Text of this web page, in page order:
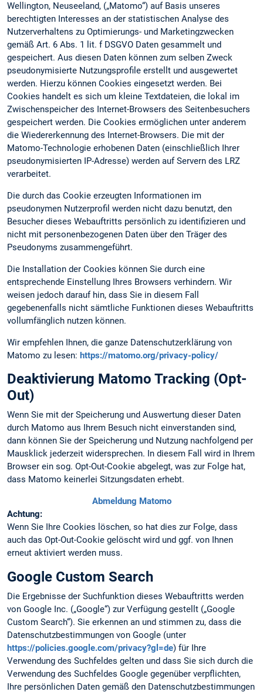
Wellington, Neuseeland, („Matomo“) auf Basis unseres
berechtigten Interesses an der statistischen Analyse des
Nutzerverhaltens zu Optimierungs- und Marketingzwecken
gemäß Art. 6 Abs. 1 lit. f DSGVO Daten gesammelt und
gespeichert. Aus diesen Daten können zum selben Zweck
pseudonymisierte Nutzungsprofile erstellt und ausgewertet
werden. Hierzu können Cookies eingesetzt werden. Bei
Cookies handelt es sich um kleine Textdateien, die lokal im
Zwischenspeicher des Internet-Browsers des Seitenbesuchers
gespeichert werden. Die Cookies ermöglichen unter anderem
die Wiedererkennung des Internet-Browsers. Die mit der
Matomo-Technologie erhobenen Daten (einschließlich Ihrer
pseudonymisierten IP-Adresse) werden auf Servern des LRZ
verarbeitet.
Die durch das Cookie erzeugten Informationen im
pseudonymen Nutzerprofil werden nicht dazu benutzt, den
Besucher dieses Webauftritts persönlich zu identifizieren und
nicht mit personenbezogenen Daten über den Träger des
Pseudonyms zusammengeführt.
Die Installation der Cookies können Sie durch eine
entsprechende Einstellung Ihres Browsers verhindern. Wir
weisen jedoch darauf hin, dass Sie in diesem Fall
gegebenenfalls nicht sämtliche Funktionen dieses Webauftritts
vollumfänglich nutzen können.
Wir empfehlen Ihnen, die ganze Datenschutzerklärung von
Matomo zu lesen: https://matomo.org/privacy-policy/
Deaktivierung Matomo Tracking (Opt-
Out)
Wenn Sie mit der Speicherung und Auswertung dieser Daten
durch Matomo aus Ihrem Besuch nicht einverstanden sind,
dann können Sie der Speicherung und Nutzung nachfolgend per
Mausklick jederzeit widersprechen. In diesem Fall wird in Ihrem
Browser ein sog. Opt-Out-Cookie abgelegt, was zur Folge hat,
dass Matomo keinerlei Sitzungsdaten erhebt.
Abmeldung Matomo
Achtung:
Wenn Sie Ihre Cookies löschen, so hat dies zur Folge, dass
auch das Opt-Out-Cookie gelöscht wird und ggf. von Ihnen
erneut aktiviert werden muss.
Google Custom Search
Die Ergebnisse der Suchfunktion dieses Webauftritts werden
von Google Inc. („Google“) zur Verfügung gestellt („Google
Custom Search“). Sie erkennen an und stimmen zu, dass die
Datenschutzbestimmungen von Google (unter
https://policies.google.com/privacy?gl=de) für Ihre
Verwendung des Suchfeldes gelten und dass Sie sich durch die
Verwendung des Suchfeldes Google gegenüber verpflichten,
Ihre persönlichen Daten gemäß den Datenschutzbestimmungen